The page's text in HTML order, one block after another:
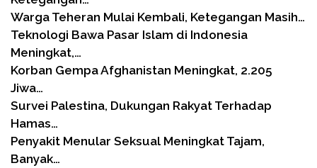
Warga Teheran Mulai Kembali, Ketegangan Masih…
Teknologi Bawa Pasar Islam di Indonesia
Meningkat,…
Korban Gempa Afghanistan Meningkat, 2.205
Jiwa…
Survei Palestina, Dukungan Rakyat Terhadap
Hamas…
Penyakit Menular Seksual Meningkat Tajam,
Banyak…